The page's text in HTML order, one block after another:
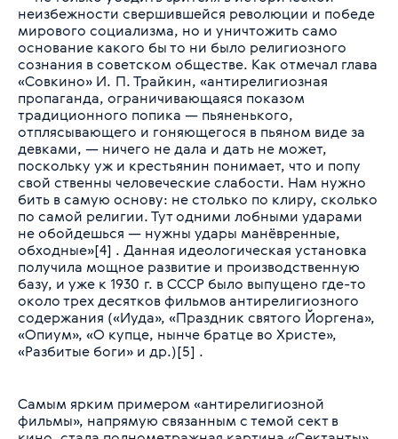
неизбежности свершившейся революции и победе
мирового социализма, но и уничтожить само
основание какого бы то ни было религиозного
сознания в советском обществе. Как отмечал глава
«Совкино» И. П. Трайкин, «антирелигиозная
пропаганда, ограничивающаяся показом
традиционного попика — пьяненького,
отплясывающего и гоняющегося в пьяном виде за
девками, — ничего не дала и дать не может,
поскольку уж и крестьянин понимает, что и попу
свой ственны человеческие слабости. Нам нужно
бить в самую основу: не столько по клиру, сколько
по самой религии. Тут одними лобными ударами
не обойдешься — нужны удары манёвренные,
обходные»[4] . Данная идеологическая установка
получила мощное развитие и производственную
базу, и уже к 1930 г. в СССР было выпущено где-то
около трех десятков фильмов антирелигиозного
содержания («Иуда», «Праздник святого Йоргена»,
«Опиум», «О купце, нынче братце во Христе»,
«Разбитые боги» и др.)[5] .
Самым ярким примером «антирелигиозной
фильмы», напрямую связанным с темой сект в